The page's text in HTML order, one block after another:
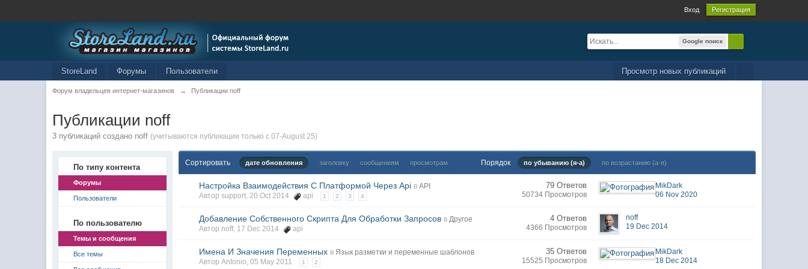
Вход Регистрация
Google поиск
Просмотр новых публикаций
StoreLand Форумы Пользователи
Форум владельцев интернет-магазинов → Публикации noff
Публикации noff
3 публикаций создано noff (учитываются публикации только с 07-August 25)
По типу контента
Форумы
Пользователи
По пользователю
Темы и сообщения
Все темы
Сортировать дате обновления заголовку сообщениям просмотрам Порядок по убыванию (я-а) по возрастанию (а-я)
Настройка Взаимодействия С Платформой Через Api в API
Авторsupport, 20 Oct 2014 api 1 2 3 4
79 Ответов
50734 Просмотров
MikDark
06 Nov 2020
Добавление Собственного Скрипта Для Обработки Запросов в Другое
Автор noff, 17 Dec 2014 api
4 Ответов
4366 Просмотров
noff
19 Dec 2014
Имена И Значения Переменных в Язык разметки и переменные шаблонов
АвторAntonio, 05 May 2011 1 2
35 Ответов
15525 Просмотров
MikDark
18 Dec 2014